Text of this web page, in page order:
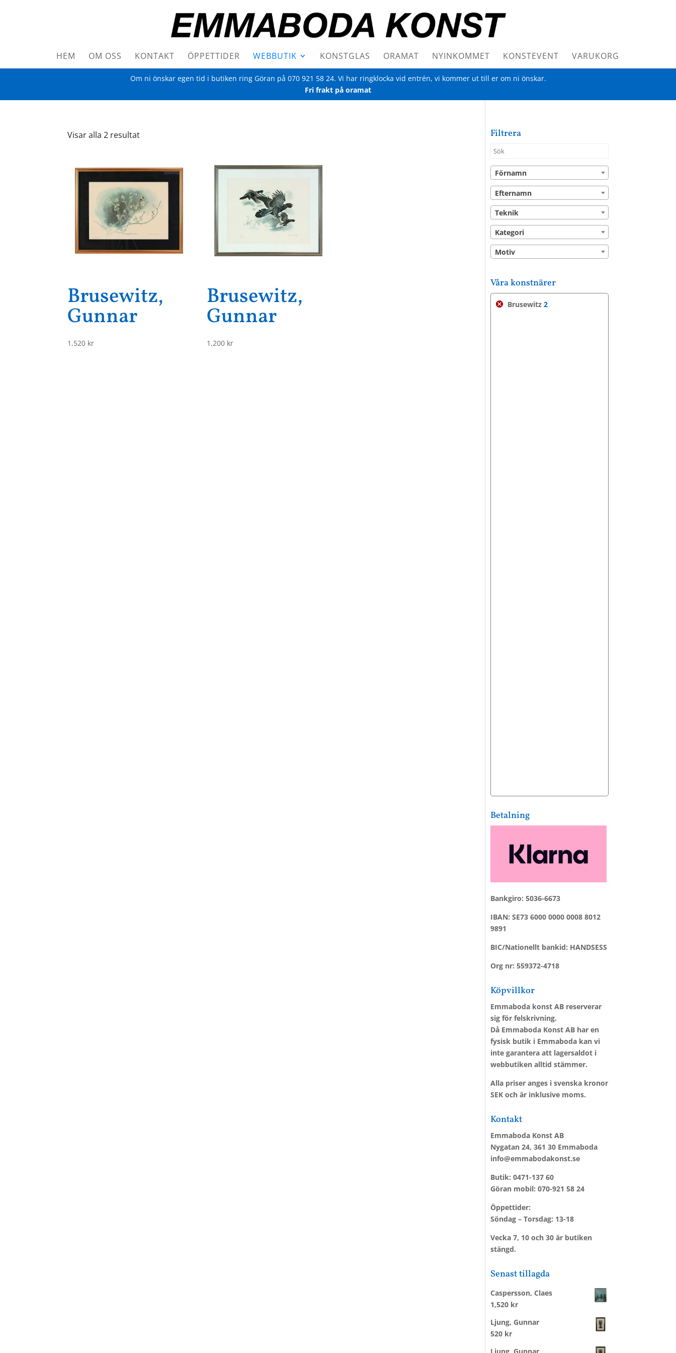
HEM OM OSS KONTAKT ÖPPETTIDER WEBBUTIK KONSTGLAS ORAMAT NYINKOMMET KONSTEVENT VARUKORG
Om ni önskar egen tid i butiken ring Göran på 070 921 58 24. Vi har ringklocka vid entrén, vi kommer ut till er om ni önskar.
Fri frakt på oramat
Visar alla 2 resultat
Brusewitz,
Gunnar
1,520 kr
Brusewitz,
Gunnar
1,200 kr
Filtrera
Förnamn
Efternamn
Teknik
Kategori
Motiv
Våra konstnärer
Brusewitz 2
Betalning
Bankgiro: 5036-6673
IBAN: SE73 6000 0000 0008 8012
9891
BIC/Nationellt bankid: HANDSESS
Org nr: 559372-4718
Köpvillkor
Emmaboda konst AB reserverar
sig för felskrivning.
Då Emmaboda Konst AB har en
fysisk butik i Emmaboda kan vi
inte garantera att lagersaldot i
webbutiken alltid stämmer.
Alla priser anges i svenska kronor
SEK och är inklusive moms.
Kontakt
Emmaboda Konst AB
Nygatan 24, 361 30 Emmaboda
info@emmabodakonst.se
Butik: 0471-137 60
Göran mobil: 070-921 58 24
Öppettider:
Söndag – Torsdag: 13-18
Vecka 7, 10 och 30 är butiken
stängd.
Senast tillagda
Caspersson, Claes
1,520 kr
Ljung, Gunnar
520 kr
Ljung, Gunnar